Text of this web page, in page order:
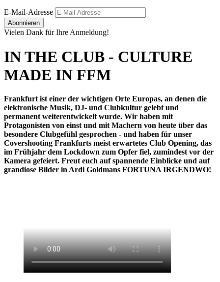
E-Mail-Adresse
Abonnieren
Vielen Dank für Ihre Anmeldung!
IN THE CLUB - CULTURE
MADE IN FFM
Frankfurt ist einer der wichtigen Orte Europas, an denen die
elektronische Musik, DJ- und Clubkultur gelebt und
permanent weiterentwickelt wurde. Wir haben mit
Protagonisten von einst und mit Machern von heute über das
besondere Clubgefühl gesprochen - und haben für unser
Covershooting Frankfurts meist erwartetes Club Opening, das
im Frühjahr dem Lockdown zum Opfer fiel, zumindest vor der
Kamera gefeiert. Freut euch auf spannende Einblicke und auf
grandiose Bilder in Ardi Goldmans FORTUNA IRGENDWO!